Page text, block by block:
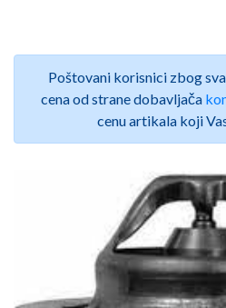
Poštovani korisnici zbog
cena od strane dobavljača
cenu artikala koji